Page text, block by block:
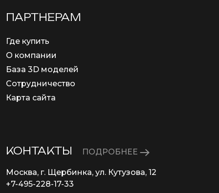
ПАРТНЕРАМ
Где купить
О компании
База 3D моделей
Сотрудничество
Карта сайта
КОНТАКТЫ ПОДРОБНЕЕ
Москва, г. Щербинка, ул. Кутузова, 12
+7-495-228-17-33